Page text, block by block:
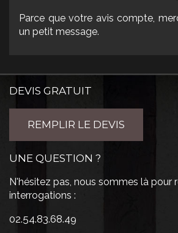
Parce que votre avis compte,
un petit message.
DEVIS GRATUIT
REMPLIR LE DEVIS
UNE QUESTION ?
N'hésitez pas, nous sommes là pour
interrogations :
02.54.83.68.49